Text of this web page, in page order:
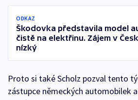
ODKAZ
Škodovka představila model
čistě na elektřinu. Zájem v
nízký
Proto si také Scholz pozval tento
zástupce německých automobilek